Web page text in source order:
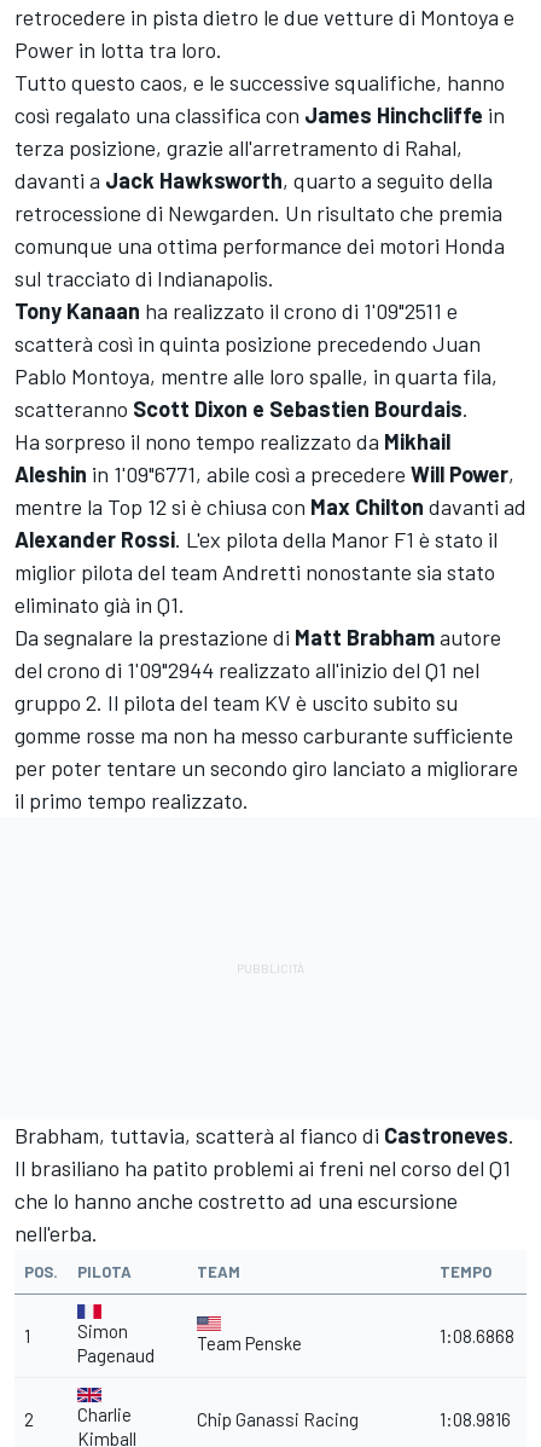
retrocedere in pista dietro le due vetture di Montoya e
Power in lotta tra loro.
Tutto questo caos, e le successive squalifiche, hanno
così regalato una classifica con James Hinchcliffe in
terza posizione, grazie all'arretramento di Rahal,
davanti a Jack Hawksworth, quarto a seguito della
retrocessione di Newgarden. Un risultato che premia
comunque una ottima performance dei motori Honda
sul tracciato di Indianapolis.
Tony Kanaan ha realizzato il crono di 1'09"2511 e
scatterà così in quinta posizione precedendo Juan
Pablo Montoya, mentre alle loro spalle, in quarta fila,
scatteranno Scott Dixon e Sebastien Bourdais.
Ha sorpreso il nono tempo realizzato da Mikhail
Aleshin in 1'09"6771, abile così a precedere Will Power,
mentre la Top 12 si è chiusa con Max Chilton davanti ad
Alexander Rossi. L'ex pilota della Manor F1 è stato il
miglior pilota del team Andretti nonostante sia stato
eliminato già in Q1.
Da segnalare la prestazione di Matt Brabhamautore
del crono di 1'09"2944 realizzato all'inizio del Q1 nel
gruppo 2. Il pilota del team KV è uscito subito su
gomme rosse ma non ha messo carburante sufficiente
per poter tentare un secondo giro lanciato a migliorare
il primo tempo realizzato.
Brabham, tuttavia, scatterà al fianco di Castroneves.
Il brasiliano ha patito problemi ai freni nel corso del Q1
che lo hanno anche costretto ad una escursione
nell'erba.
POS. PILOTA TEAM TEMPO
1
Simon
Pagenaud
Team Penske 1:08.6868
2
Charlie
Kimball
Chip Ganassi Racing 1:08.9816